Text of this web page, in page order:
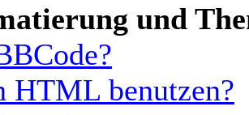
und
HTML benutzen?